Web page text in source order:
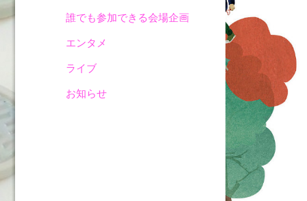
誰でも参加できる会場企画
エンタメ
ライブ
お知らせ